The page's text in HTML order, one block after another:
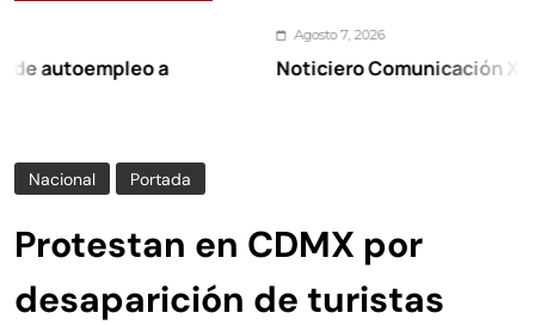
a
Agosto 7, 2026
Noticiero Comunicación XXI 07-
Nacional Portada
Protestan en CDMX por
desaparición de turistas